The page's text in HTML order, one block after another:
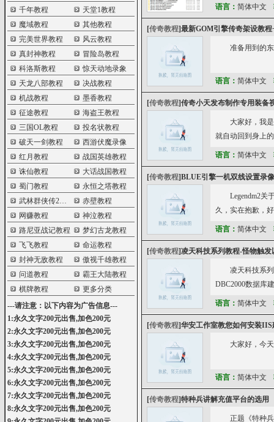
千年教程
天堂1教程
魔域教程
其他教程
完美世界教程
风云教程
真封神教程
冒险岛教程
科洛斯教程
惊天动地录象
天龙八部教程
决战教程
机战教程
墨香教程
征途教程
海盗王教程
三国OL教程
投名状教程
破天一剑教程
西游伏魔录像
红月教程
战国英雄教程
诛仙教程
大话战国教程
蜀门教程
永恒之塔教程
武林群侠传2教程
赤壁教程
网赚教程
神泣教程
路尼亚战记教程
梦幻古龙教程
飞飞教程
命运教程
封神无敌教程
傲视千雄教程
问道教程
霸王大陆教程
棋牌教程
更多分类
---请注意：以下内容为广告信息---
1:永久文字200元出售,加色200元
2:永久文字200元出售,加色200元
3:永久文字200元出售,加色200元
4:永久文字200元出售,加色200元
5:永久文字200元出售,加色200元
6:永久文字200元出售,加色200元
7:永久文字200元出售,加色200元
8:永久文字200元出售,加色200元
语言： 简体中文
[传奇教程]最新GOM引擎传奇架设教
准备用到的
语言： 简体中文
[传奇教程]传奇小天发布制作专用装备
大家好，我
就自动回到身上
语言： 简体中文
[传奇教程]BLUE引擎一机双线设置录
Legendm2关
久，实在抱歉，
语言： 简体中文
[传奇教程]凌天科技系列教程-怪物触
凌天科技系
DBC2000数据库
语言： 简体中文
[传奇教程]华安工作室教您如何安装IIS
大家好，今
语言： 简体中文
[传奇教程]特种兵讲解充值平台的选用
正题《特种